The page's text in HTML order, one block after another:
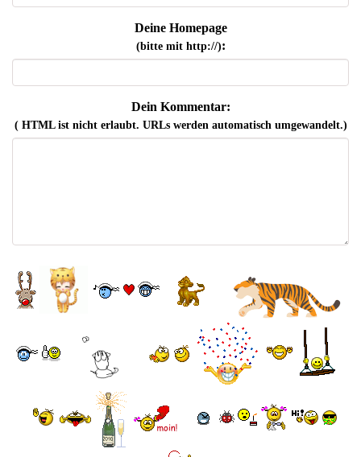
Deine Homepage
(bitte mit http://):
Dein Kommentar:
( HTML ist nichterlaubt. URLs werden automatisch umgewandelt.)